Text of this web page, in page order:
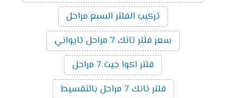
تركيب الفلتر السبع مراحل
سعر فلتر تانك 7 مراحل تايواني
فلتر اكوا جيت 7 مراحل
فلتر تانك 7 مراحل بالتقسيط